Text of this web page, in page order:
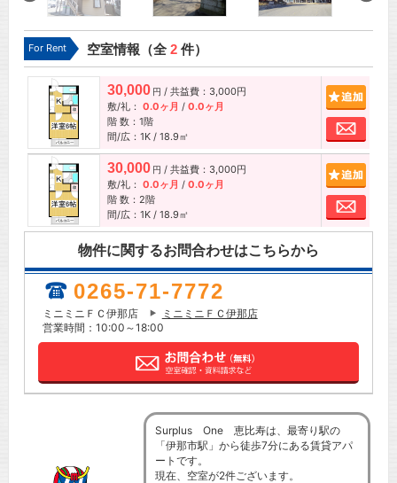
For Rent 空室情報（全2件）
30,000 円 / 共益費：3,000円
敷/礼： 0.0ヶ月 / 0.0ヶ月
階 数：1階
間/広：1K / 18.9㎡
お問
30,000 円 / 共益費：3,000円
敷/礼： 0.0ヶ月 / 0.0ヶ月
階 数：2階
間/広：1K / 18.9㎡
お問
物件に関するお問合わせはこちらから
0265-71-7772
ミニミニＦＣ伊那店
ミニミニＦＣ伊那店
営業時間：10:00～18:00
Surplus One 恵比寿は、最寄り駅の
「伊那市駅」から徒歩7分にある賃貸アパ
ートです。
現在、空室が2件ございます。